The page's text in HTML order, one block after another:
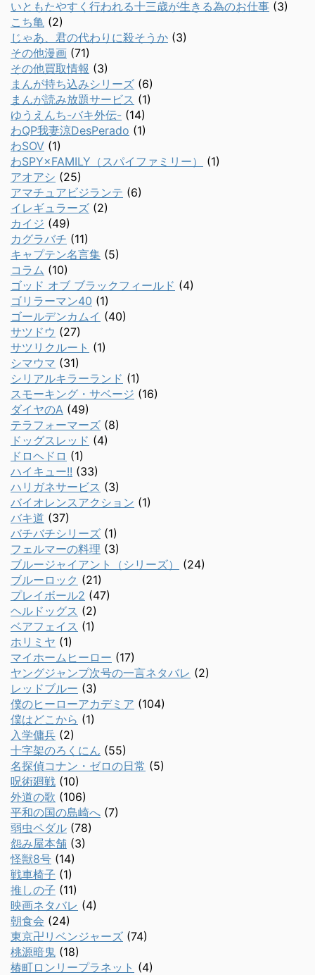
いともたやすく行われる十三歳が生きる為のお仕事 (3)
こち亀 (2)
じゃあ、君の代わりに殺そうか (3)
その他漫画 (71)
その他買取情報 (3)
まんが持ち込みシリーズ (6)
まんが読み放題サービス (1)
ゆうえんち-バキ外伝- (14)
わQP我妻涼DesPerado (1)
わSOV (1)
わSPY×FAMILY（スパイファミリー）
(1)
アオアシ (25)
アマチュアビジランテ (6)
イレギュラーズ (2)
カイジ (49)
カグラバチ (11)
キャプテン名言集 (5)
コラム (10)
ゴッド オブ ブラックフィールド (4)
ゴリラーマン40 (1)
ゴールデンカムイ (40)
サツドウ (27)
サツリクルート (1)
シマウマ (31)
シリアルキラーランド (1)
スモーキング・サベージ (16)
ダイヤのA (49)
テラフォーマーズ (8)
ドッグスレッド (4)
ドロヘドロ (1)
ハイキュー!! (33)
ハリガネサービス (3)
バイオレンスアクション (1)
バキ道 (37)
バチバチシリーズ (1)
フェルマーの料理 (3)
ブルージャイアント（シリーズ）
(24)
ブルーロック (21)
プレイボール2 (47)
ヘルドッグス (2)
ベアフェイス (1)
ホリミヤ (1)
マイホームヒーロー (17)
ヤングジャンプ次号の一言ネタバレ (2)
レッドブルー (3)
僕のヒーローアカデミア (104)
僕はどこから (1)
入学傭兵 (2)
十字架のろくにん (55)
名探偵コナン・ゼロの日常 (5)
呪術廻戦 (10)
外道の歌 (106)
平和の国の島崎へ (7)
弱虫ペダル (78)
怨み屋本舗 (3)
怪獣8号 (14)
戦車椅子 (1)
推しの子 (11)
映画ネタバレ (4)
朝食会 (24)
東京卍リベンジャーズ (74)
桃源暗鬼 (18)
椿町ロンリープラネット (4)